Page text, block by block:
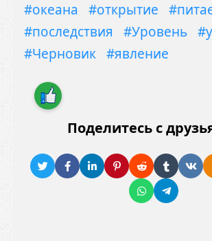
#океана
#открытие
#последствия
#Уровень
#Черновик #явление
Поделитесь с